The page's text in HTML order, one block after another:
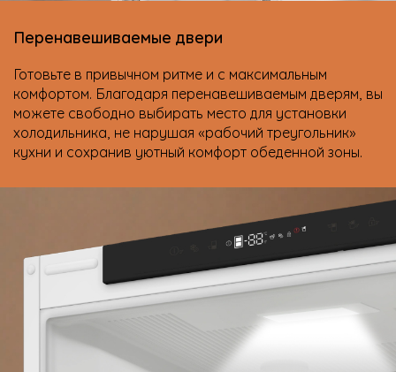
Перенавешиваемые двери
Готовьте в привычном ритме и с максимальным
комфортом. Благодаря перенавешиваемым дверям, вы
можете свободно выбирать место для установки
холодильника, не нарушая «рабочий треугольник»
кухни и сохранив уютный комфорт обеденной зоны.